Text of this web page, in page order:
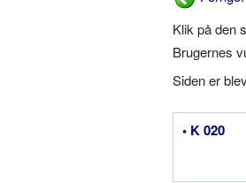
Klik på den
Brugernes
Siden er
• K 020